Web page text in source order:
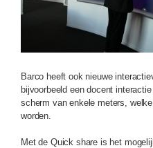
Barco heeft ook nieuwe
bijvoorbeeld een docent
scherm van enkele meters,
worden.
Met de Quick share is het